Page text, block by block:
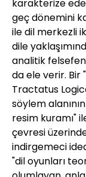
karakterize
geç dönemini
ile dil merkezli
dile
analitik
da ele verir. Bir
Tractatus
söylem
resim kuramı"
çevresi
indirgemeci
"dil oyunları